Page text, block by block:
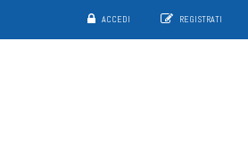
ACCEDI REGISTRATI